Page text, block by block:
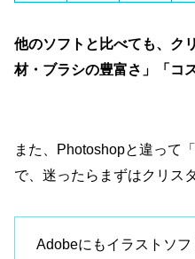
他のソフトと比べても、ク
材・ブラシの豊富さ」「コ
また、Photoshopと違って
で、迷ったらまずはクリス
Adobeにもイラストソ